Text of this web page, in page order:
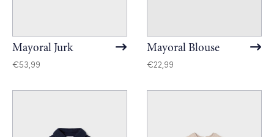
Mayoral Jurk
€53,99
Mayoral Blouse
€22,99